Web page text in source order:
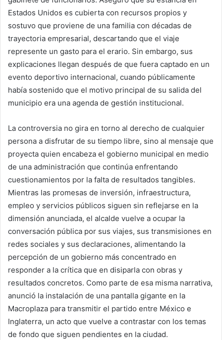
Estados Unidos es cubierta con recursos propios y
sostuvo que proviene de una familia con décadas de
trayectoria empresarial, descartando que el viaje
represente un gasto para el erario. Sin embargo, sus
explicaciones llegan después de que fuera captado en un
evento deportivo internacional, cuando públicamente
había sostenido que el motivo principal de su salida del
municipio era una agenda de gestión institucional.
La controversia no gira en torno al derecho de cualquier
persona a disfrutar de su tiempo libre, sino al mensaje que
proyecta quien encabeza el gobierno municipal en medio
de una administración que continúa enfrentando
cuestionamientos por la falta de resultados tangibles.
Mientras las promesas de inversión, infraestructura,
empleo y servicios públicos siguen sin reflejarse en la
dimensión anunciada, el alcalde vuelve a ocupar la
conversación pública por sus viajes, sus transmisiones en
redes sociales y sus declaraciones, alimentando la
percepción de un gobierno más concentrado en
responder a la crítica que en disiparla con obras y
resultados concretos. Como parte de esa misma narrativa,
anunció la instalación de una pantalla gigante en la
Macroplaza para transmitir el partido entre México e
Inglaterra, un acto que vuelve a contrastar con los temas
de fondo que siguen pendientes en la ciudad.